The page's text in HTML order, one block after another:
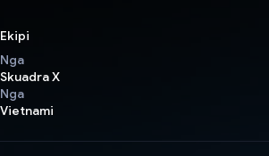
Ekipi
Nga
Skuadra X
Nga
Vietnami